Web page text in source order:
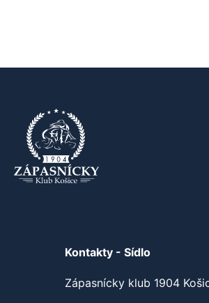
Kontakty - Sídlo
Zápasnícky klub 1904